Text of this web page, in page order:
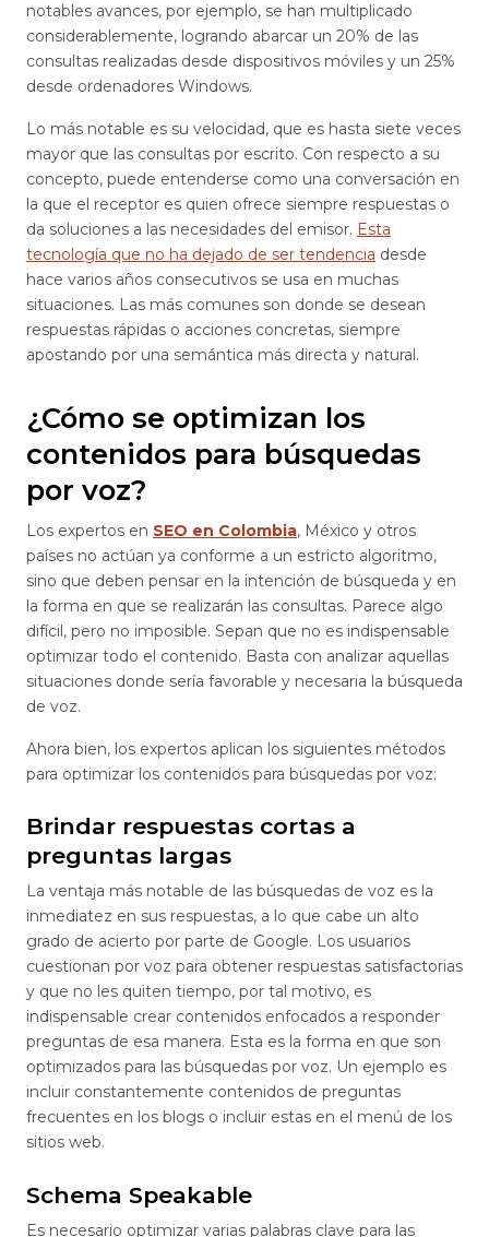
notables avances, por ejemplo, se han multiplicado
considerablemente, logrando abarcar un 20% de las
consultas realizadas desde dispositivos móviles y un 25%
desde ordenadores Windows.
Lo más notable es su velocidad, que es hasta siete veces
mayor que las consultas por escrito. Con respecto a su
concepto, puede entenderse como una conversación en
la que el receptor es quien ofrece siempre respuestas o
da soluciones a las necesidades del emisor. Esta
tecnología que no ha dejado de ser tendencia desde
hace varios años consecutivos se usa en muchas
situaciones. Las más comunes son donde se desean
respuestas rápidas o acciones concretas, siempre
apostando por una semántica más directa y natural.
¿Cómo se optimizan los
contenidos para búsquedas
por voz?
Los expertos en SEO en Colombia, México y otros
países no actúan ya conforme a un estricto algoritmo,
sino que deben pensar en la intención de búsqueda y en
la forma en que se realizarán las consultas. Parece algo
difícil, pero no imposible. Sepan que no es indispensable
optimizar todo el contenido. Basta con analizar aquellas
situaciones donde sería favorable y necesaria la búsqueda
de voz.
Ahora bien, los expertos aplican los siguientes métodos
para optimizar los contenidos para búsquedas por voz:
Brindar respuestas cortas a
preguntas largas
La ventaja más notable de las búsquedas de voz es la
inmediatez en sus respuestas, a lo que cabe un alto
grado de acierto por parte de Google. Los usuarios
cuestionan por voz para obtener respuestas satisfactorias
y que no les quiten tiempo, por tal motivo, es
indispensable crear contenidos enfocados a responder
preguntas de esa manera. Esta es la forma en que son
optimizados para las búsquedas por voz. Un ejemplo es
incluir constantemente contenidos de preguntas
frecuentes en los blogs o incluir estas en el menú de los
sitios web.
Schema Speakable
Es necesario optimizar varias palabras clave para las